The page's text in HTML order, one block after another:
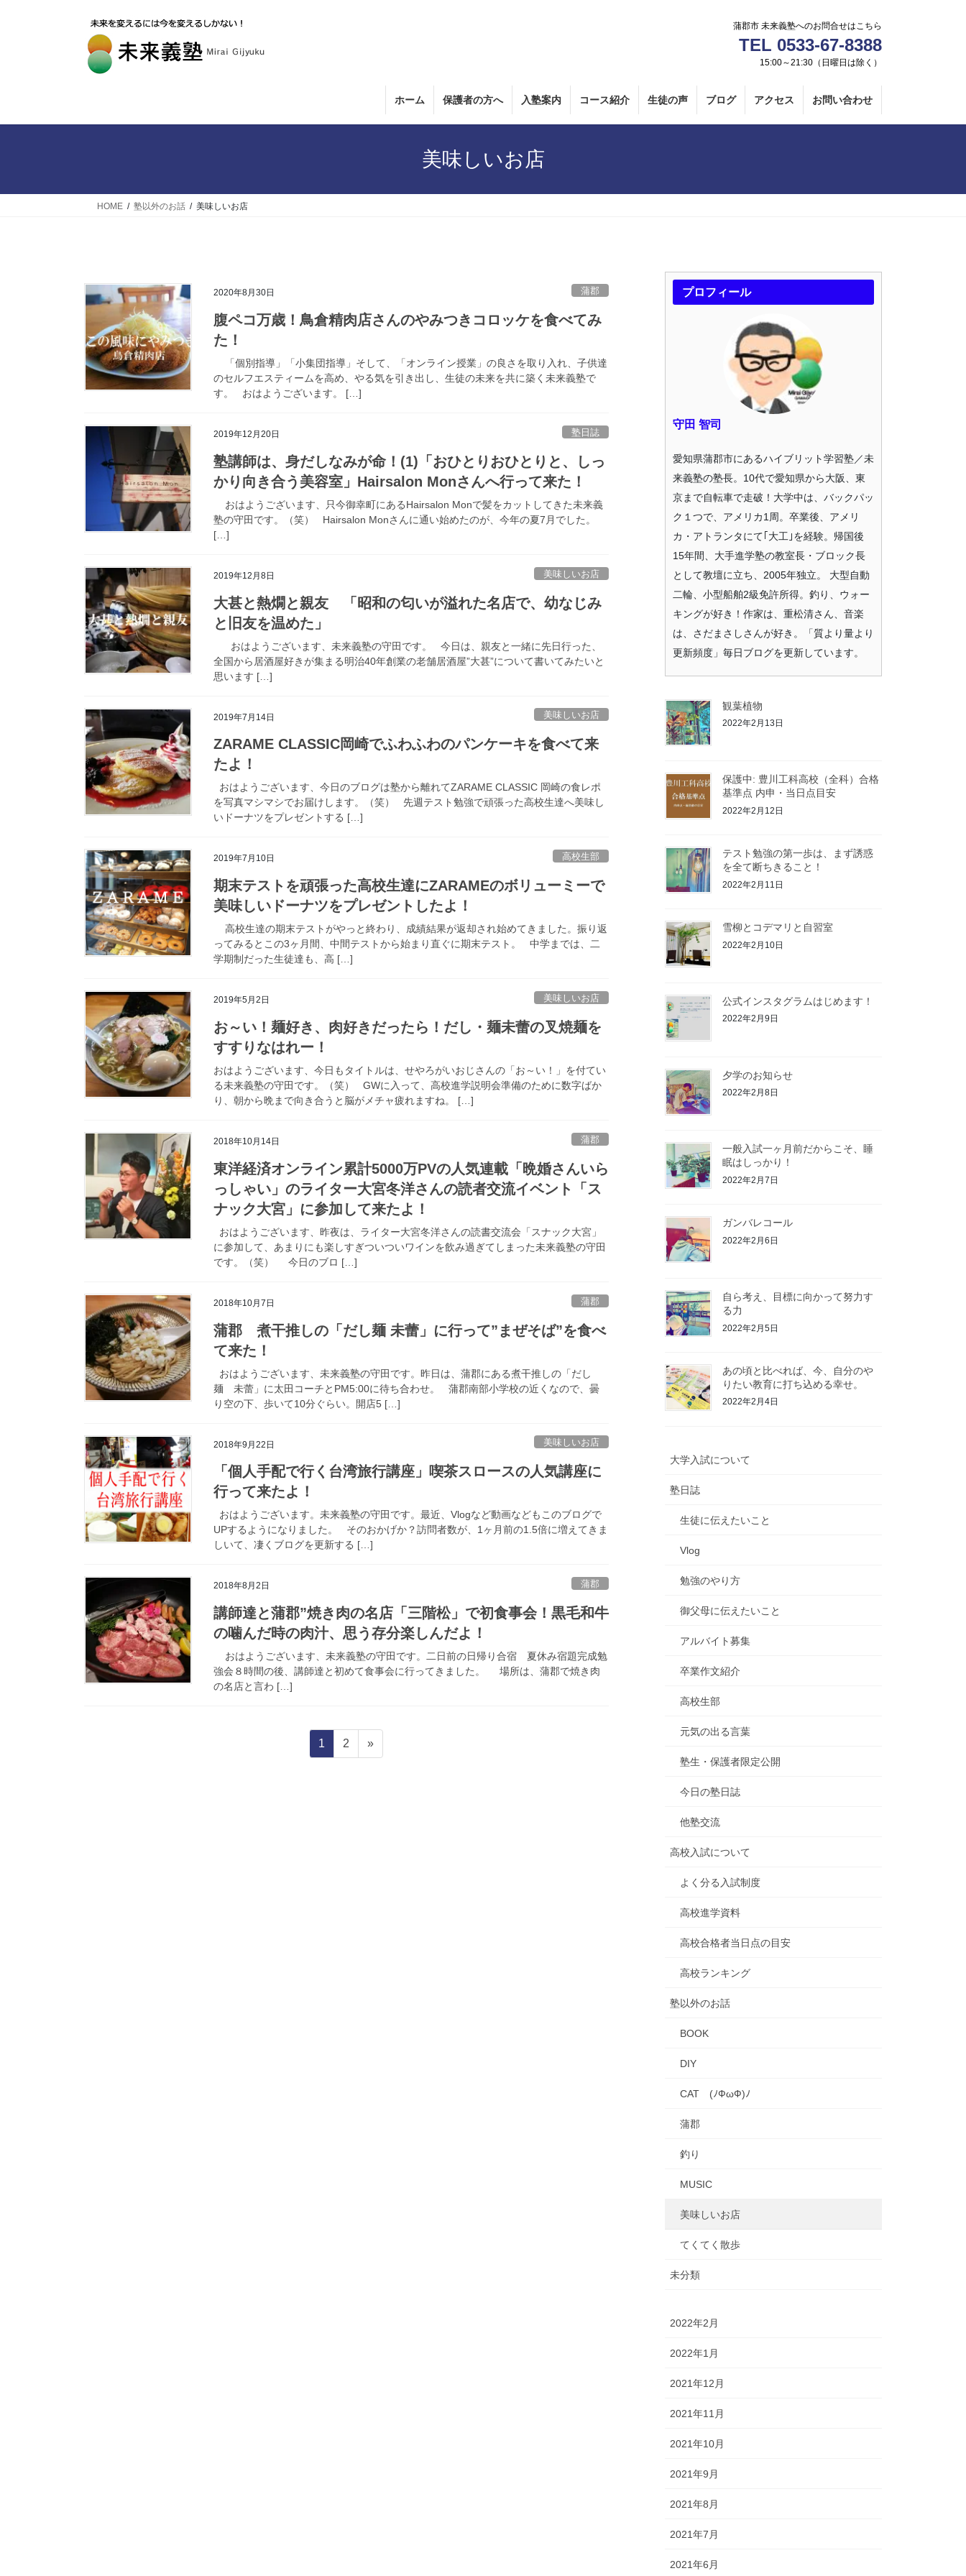
蒲郡市 未来義塾へのお問合せはこちら
TEL 0533-67-8388
15:00～21:30（日曜日は除く）
ホーム 保護者の方へ 入塾案内 コース紹介 生徒の声 ブログ アクセス お問い合わせ
美味しいお店
HOME 塾以外のお話 美味しいお店
2020年8月30日 蒲郡
腹ペコ万歳！鳥倉精肉店さんのやみつきコロッケを食べてみ
た！
「個別指導」「小集団指導」そして、「オンライン授業」の良さを取り入れ、子供達
のセルフエスティームを高め、やる気を引き出し、生徒の未来を共に築く未来義塾で
す。 おはようございます。 […]
2019年12月20日 塾日誌
塾講師は、身だしなみが命！(1)「おひとりおひとりと、しっ
かり向き合う美容室」Hairsalon Monさんへ行って来た！
おはようございます、只今御幸町にあるHairsalon Monで髪をカットしてきた未来義
塾の守田です。（笑） Hairsalon Monさんに通い始めたのが、今年の夏7月でした。
[…]
2019年12月8日 美味しいお店
大甚と熱燗と親友 「昭和の匂いが溢れた名店で、幼なじみ
と旧友を温めた」
おはようございます、未来義塾の守田です。 今日は、親友と一緒に先日行った、
全国から居酒屋好きが集まる明治40年創業の老舗居酒屋”大甚”について書いてみたいと
思います […]
2019年7月14日 美味しいお店
ZARAME CLASSIC岡崎でふわふわのパンケーキを食べて来
たよ！
おはようございます、今日のブログは塾から離れてZARAME CLASSIC 岡崎の食レポ
を写真マシマシでお届けします。（笑） 先週テスト勉強で頑張った高校生達へ美味し
いドーナツをプレゼントする […]
2019年7月10日 高校生部
期末テストを頑張った高校生達にZARAMEのボリューミーで
美味しいドーナツをプレゼントしたよ！
高校生達の期末テストがやっと終わり、成績結果が返却され始めてきました。振り返
ってみるとこの3ヶ月間、中間テストから始まり直ぐに期末テスト。 中学までは、二
学期制だった生徒達も、高 […]
2019年5月2日 美味しいお店
お～い！麺好き、肉好きだったら！だし・麺未蕾の叉焼麺を
すすりなはれー！
おはようございます、今日もタイトルは、せやろがいおじさんの「お～い！」を付てい
る未来義塾の守田です。（笑） GWに入って、高校進学説明会準備のために数字ばか
り、朝から晩まで向き合うと脳がメチャ疲れますね。 […]
2018年10月14日 蒲郡
東洋経済オンライン累計5000万PVの人気連載「晩婚さんいら
っしゃい」のライター大宮冬洋さんの読者交流イベント「ス
ナック大宮」に参加して来たよ！
おはようございます、昨夜は、ライター大宮冬洋さんの読書交流会「スナック大宮」
に参加して、あまりにも楽しすぎついついワインを飲み過ぎてしまった未来義塾の守田
です。（笑） 今日のブロ […]
2018年10月7日 蒲郡
蒲郡 煮干推しの「だし麺 未蕾」に行って”まぜそば”を食べ
て来た！
おはようございます、未来義塾の守田です。昨日は、蒲郡にある煮干推しの「だし
麺 未蕾」に太田コーチとPM5:00に待ち合わせ。 蒲郡南部小学校の近くなので、曇
り空の下、歩いて10分ぐらい。開店5 […]
2018年9月22日 美味しいお店
「個人手配で行く台湾旅行講座」喫茶スロースの人気講座に
行って来たよ！
おはようございます。未来義塾の守田です。最近、Vlogなど動画などもこのブログで
UPするようになりました。 そのおかげか？訪問者数が、1ヶ月前の1.5倍に増えてきま
しいて、凄くブログを更新する […]
2018年8月2日 蒲郡
講師達と蒲郡”焼き肉の名店「三階松」で初食事会！黒毛和牛
の噛んだ時の肉汁、思う存分楽しんだよ！
おはようございます、未来義塾の守田です。二日前の日帰り合宿 夏休み宿題完成勉
強会８時間の後、講師達と初めて食事会に行ってきました。 場所は、蒲郡で焼き肉
の名店と言わ […]
1 2 »
プロフィール
守田 智司
愛知県蒲郡市にあるハイブリット学習塾／未
来義塾の塾長。10代で愛知県から大阪、東
京まで自転車で走破！大学中は、バックパッ
ク１つで、アメリカ1周。卒業後、アメリ
カ・アトランタにて｢大工｣を経験。帰国後
15年間、大手進学塾の教室長・ブロック長
として教壇に立ち、2005年独立。 大型自動
二輪、小型船舶2級免許所得。釣り、ウォー
キングが好き！作家は、重松清さん、音楽
は、さだまさしさんが好き。「質より量より
更新頻度」毎日ブログを更新しています。
観葉植物
2022年2月13日
保護中: 豊川工科高校（全科）合格
基準点 内申・当日点目安
2022年2月12日
テスト勉強の第一歩は、まず誘惑
を全て断ちきること！
2022年2月11日
雪柳とコデマリと自習室
2022年2月10日
公式インスタグラムはじめます！
2022年2月9日
夕学のお知らせ
2022年2月8日
一般入試一ヶ月前だからこそ、睡
眠はしっかり！
2022年2月7日
ガンバレコール
2022年2月6日
自ら考え、目標に向かって努力す
る力
2022年2月5日
あの頃と比べれば、今、自分のや
りたい教育に打ち込める幸せ。
2022年2月4日
大学入試について
塾日誌
生徒に伝えたいこと
Vlog
勉強のやり方
御父母に伝えたいこと
アルバイト募集
卒業作文紹介
高校生部
元気の出る言葉
塾生・保護者限定公開
今日の塾日誌
他塾交流
高校入試について
よく分る入試制度
高校進学資料
高校合格者当日点の目安
高校ランキング
塾以外のお話
BOOK
DIY
CAT (ﾉФωФ)ﾉ
蒲郡
釣り
MUSIC
美味しいお店
てくてく散歩
未分類
2022年2月
2022年1月
2021年12月
2021年11月
2021年10月
2021年9月
2021年8月
2021年7月
2021年6月